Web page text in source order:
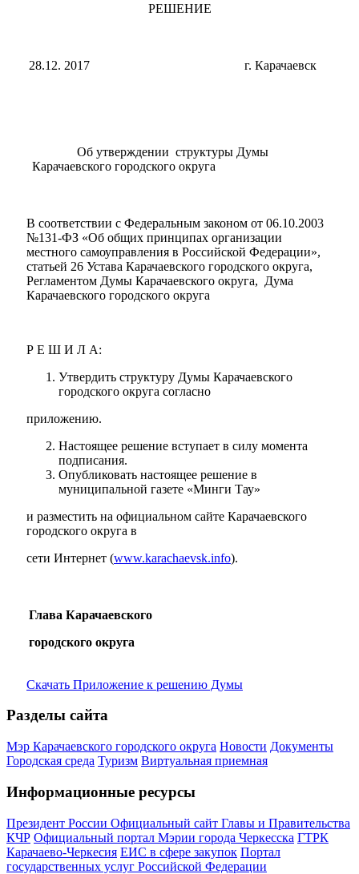
РЕШЕНИЕ
28.12. 2017 г. Карачаевск
Об утверждении структуры Думы
Карачаевского городского округа
В соответствии с Федеральным законом от 06.10.2003
№131-ФЗ «Об общих принципах организации
местного самоуправления в Российской Федерации»,
статьей 26 Устава Карачаевского городского округа,
Регламентом Думы Карачаевского округа, Дума
Карачаевского городского округа
Р Е Ш И Л А:
Утвердить структуру Думы Карачаевского
городского округа согласно
приложению.
Настоящее решение вступает в силу момента
подписания.
Опубликовать настоящее решение в
муниципальной газете «Минги Тау»
и разместить на официальном сайте Карачаевского
городского округа в
сети Интернет (www.karachaevsk.info).
Глава Карачаевского
городского округа
Скачать Приложение к решению Думы
Разделы сайта
Мэр Карачаевского городского округа Новости Документы
Городская среда Туризм Виртуальная приемная
Информационные ресурсы
Президент России Официальный сайт Главы и Правительства
КЧР Официальный портал Мэрии города Черкесска ГТРК
Карачаево-Черкесия ЕИС в сфере закупок Портал
государственных услуг Российской Федерации